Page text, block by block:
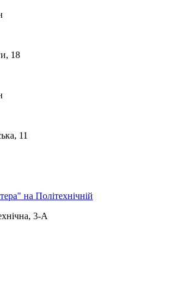
18
11
на Політехнічній
3-А